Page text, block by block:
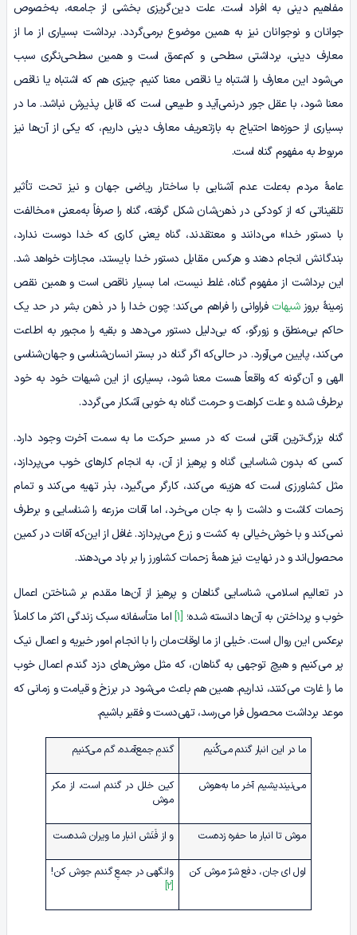
مفاهیم دینی به افراد است. علت دین‌گریزی بخشی از جامعه، به‌خصوص
جوانان و نوجوانان نیز به همین موضوع برمی‌گردد. برداشت بسیاری از ما از
معارف دینی، برداشتی سطحی و کم‌عمق است و همین سطحی‌نگری سبب
می‌شود این معارف را اشتباه یا ناقص معنا کنیم. چیزی هم که اشتباه یا ناقص
معنا شود، با عقل جور درنمی‌آید و طبیعی است که قابل پذیرش نباشد. ما در
بسیاری از حوزه‌ها احتیاج به بازتعریف معارف دینی داریم، که یکی از آن‌ها نیز
مربوط به مفهوم گناه است.
عامۀ مردم به‌علت عدم آشنایی با ساختار ریاضی جهان و نیز تحت تأثیر
تلقیناتی که از کودکی در ذهن‌شان شکل گرفته، گناه را صرفاً به‌معنی «مخالفت
با دستور خدا» می‌دانند و معتقدند، گناه یعنی کاری که خدا دوست ندارد،
بندگانش انجام دهند و هرکس مقابل دستور خدا بایستد، مجازات خواهد شد.
این برداشت از مفهوم گناه، غلط نیست، اما بسیار ناقص است و همین نقص
زمینۀ بروزشبهات فراوانی را فراهم می‌کند؛ چون خدا را در ذهن بشر در حد یک
حاکم بی‌منطق و زورگو، که بی‌دلیل دستور می‌دهد و بقیه را مجبور به اطاعت
می‌کند، پایین می‌آورد. در حالی‌که اگر گناه در بستر انسان‌شناسی و جهان‌شناسی
الهی و آن‌گونه که واقعاً هست معنا شود، بسیاری از این شبهات خود به ‌خود
برطرف شده و علت کراهت و حرمت گناه به ‌خوبی آشکار می‌گردد.
گناه بزرگ‌ترین آفتی است که در مسیر حرکت ما به سمت آخرت وجود دارد.
کسی که بدون شناسایی گناه و پرهیز از آن، به انجام کارهای خوب می‌پردازد،
مثل کشاورزی است که هزینه می‌کند، کارگر می‌گیرد، بذر تهیه می‌کند و تمام
زحمات کاشت و داشت را به جان می‌خرد، اما آفات مزرعه را شناسایی و برطرف
نمی‌کند و با خوش‌خیالی به کشت و زرع می‌پردازد. غافل از این‌که آفات در کمین
محصول‌اند و در نهایت نیز همۀ زحمات کشاورز را بر باد می‌دهند.
در تعالیم اسلامی، شناسایی گناهان و پرهیز از آن‌ها مقدم بر شناختن اعمال
خوب و پرداختن به آن‌ها دانسته شده؛ [1] اما متأسفانه سبک زندگی اکثر ما کاملاً
برعکس این روال است. خیلی از ما اوقات‌مان را با انجام امور خیریه و اعمال نیک
پر می‌کنیم و هیچ توجهی به گناهان، که مثل موش‌های دزد گندم‌ اعمال خوب
ما را غارت می‌کنند، نداریم. همین هم باعث می‌شود در برزخ و قیامت و زمانی که
موعد برداشت محصول فرا می‌رسد، تهی‌دست و فقیر باشیم.
ما در این انبار گندم می‌کُنیم گندمِ جمع‌آمده، گم می‌کنیم
می‌نیندیشیم آخر ما به‌هوش
کین خلل در گندم است، از مکر
موش
موش تا انبار ما حفره زده‌ست و از فَنَش انبار ما ویران شده‌ست
اول ای جان، دفع شرّ موش کن
وانگهی در جمعِ گندم جوش کن!
[2]